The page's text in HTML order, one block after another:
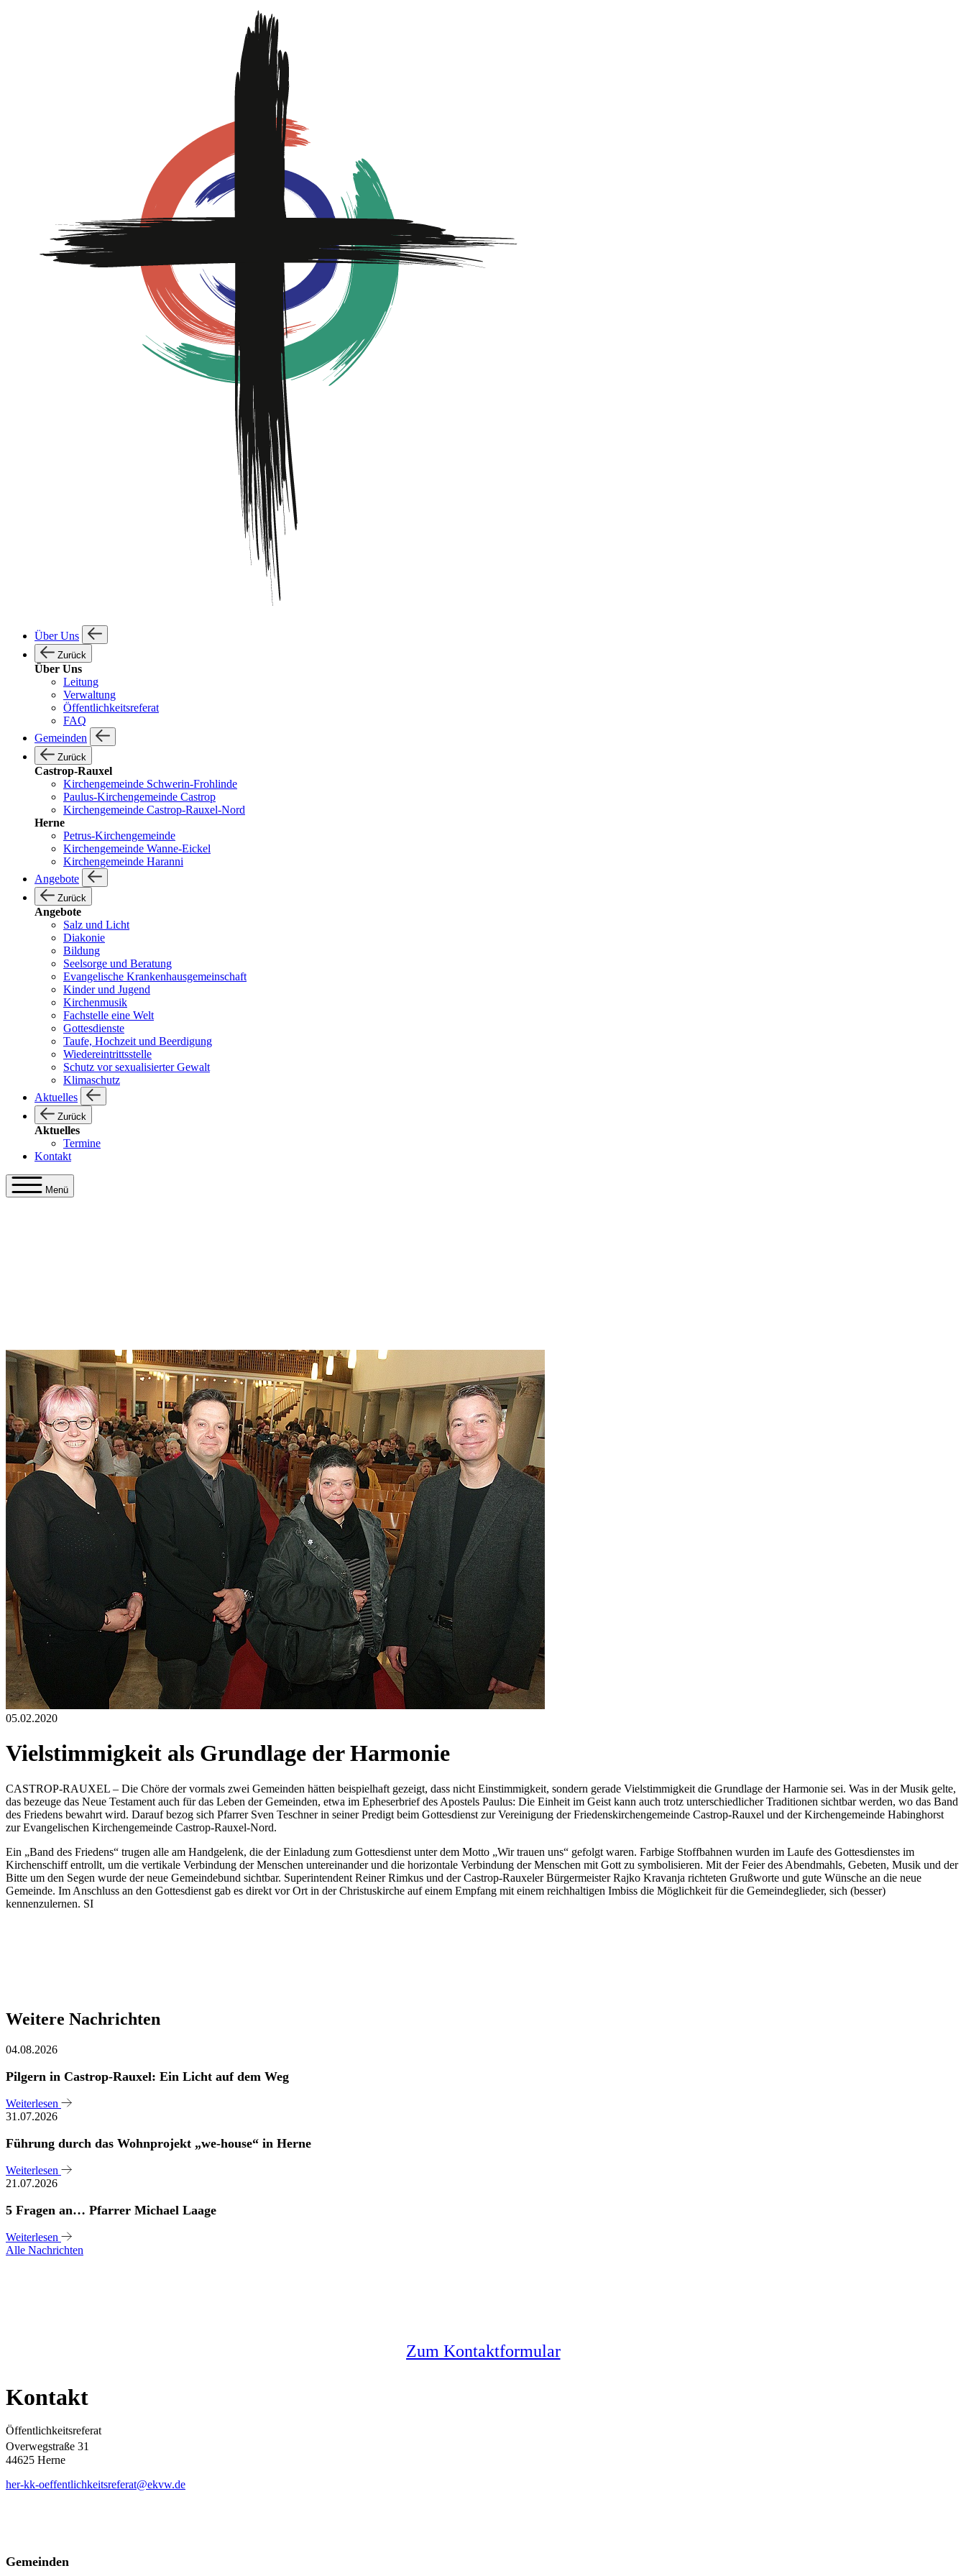
Über Uns
Zurück
Über Uns
Leitung
Verwaltung
Öffentlichkeitsreferat
FAQ
Gemeinden
Zurück
Castrop-Rauxel
Kirchengemeinde Schwerin-Frohlinde
Paulus-Kirchengemeinde Castrop
Kirchengemeinde Castrop-Rauxel-Nord
Herne
Petrus-Kirchengemeinde
Kirchengemeinde Wanne-Eickel
Kirchengemeinde Haranni
Angebote
Zurück
Angebote
Salz und Licht
Diakonie
Bildung
Seelsorge und Beratung
Evangelische Krankenhausgemeinschaft
Kinder und Jugend
Kirchenmusik
Fachstelle eine Welt
Gottesdienste
Taufe, Hochzeit und Beerdigung
Wiedereintrittsstelle
Schutz vor sexualisierter Gewalt
Klimaschutz
Aktuelles
Zurück
Aktuelles
Termine
Kontakt
Menü
05.02.2020
Vielstimmigkeit als Grundlage der Harmonie
CASTROP-RAUXEL – Die Chöre der vormals zwei Gemeinden hätten beispielhaft gezeigt, dass nicht Einstimmigkeit, sondern gerade Vielstimmigkeit die Grundlage der Harmonie sei. Was in der Musik gelte,
das bezeuge das Neue Testament auch für das Leben der Gemeinden, etwa im Epheserbrief des Apostels Paulus: Die Einheit im Geist kann auch trotz unterschiedlicher Traditionen sichtbar werden, wo das Band
des Friedens bewahrt wird. Darauf bezog sich Pfarrer Sven Teschner in seiner Predigt beim Gottesdienst zur Vereinigung der Friedenskirchengemeinde Castrop-Rauxel und der Kirchengemeinde Habinghorst
zur Evangelischen Kirchengemeinde Castrop-Rauxel-Nord.
Ein „Band des Friedens“ trugen alle am Handgelenk, die der Einladung zum Gottesdienst unter dem Motto „Wir trauen uns“ gefolgt waren. Farbige Stoffbahnen wurden im Laufe des Gottesdienstes im
Kirchenschiff entrollt, um die vertikale Verbindung der Menschen untereinander und die horizontale Verbindung der Menschen mit Gott zu symbolisieren. Mit der Feier des Abendmahls, Gebeten, Musik und der
Bitte um den Segen wurde der neue Gemeindebund sichtbar. Superintendent Reiner Rimkus und der Castrop-Rauxeler Bürgermeister Rajko Kravanja richteten Grußworte und gute Wünsche an die neue
Gemeinde. Im Anschluss an den Gottesdienst gab es direkt vor Ort in der Christuskirche auf einem Empfang mit einem reichhaltigen Imbiss die Möglichkeit für die Gemeindeglieder, sich (besser)
kennenzulernen. SI
Weitere Nachrichten
04.08.2026
Pilgern in Castrop-Rauxel: Ein Licht auf dem Weg
Weiterlesen
31.07.2026
Führung durch das Wohnprojekt „we-house“ in Herne
Weiterlesen
21.07.2026
5 Fragen an… Pfarrer Michael Laage
Weiterlesen
Alle Nachrichten
Zum Kontaktformular
Kontakt
Öffentlichkeitsreferat
Overwegstraße 31
44625 Herne
her-kk-oeffentlichkeitsreferat@ekvw.de
Gemeinden